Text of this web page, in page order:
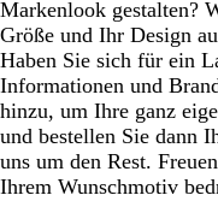
Markenlook gestalten?
Größe und Ihr Design
Haben Sie sich für ein
Informationen und
hinzu, um Ihre ganz
und bestellen Sie dann
uns um den Rest.
Ihrem Wunschmotiv